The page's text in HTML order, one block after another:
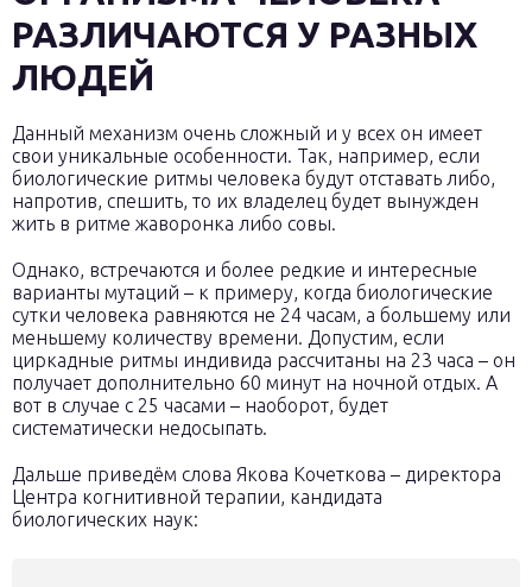
РАЗЛИЧАЮТСЯ У РАЗНЫХ
ЛЮДЕЙ
Данный механизм очень сложный и у всех он имеет
свои уникальные особенности. Так, например, если
биологические ритмы человека будут отставать либо,
напротив, спешить, то их владелец будет вынужден
жить в ритме жаворонка либо совы.
Однако, встречаются и более редкие и интересные
варианты мутаций – к примеру, когда биологические
сутки человека равняются не 24 часам, а большему или
меньшему количеству времени. Допустим, если
циркадные ритмы индивида рассчитаны на 23 часа – он
получает дополнительно 60 минут на ночной отдых. А
вот в случае с 25 часами – наоборот, будет
систематически недосыпать.
Дальше приведём слова Якова Кочеткова – директора
Центра когнитивной терапии, кандидата
биологических наук: